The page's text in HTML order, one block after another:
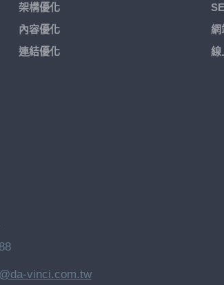
架構優化
內容優化
連結優化
網
線
vinci.com.tw